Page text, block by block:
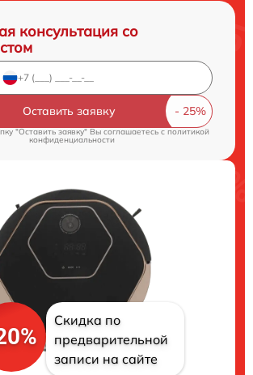
консультация со
Оставить заявку
"Оставить заявку" Вы соглашаетесь cполитикой
конфиденциальности
Скидка по
предварительной
записи на сайте